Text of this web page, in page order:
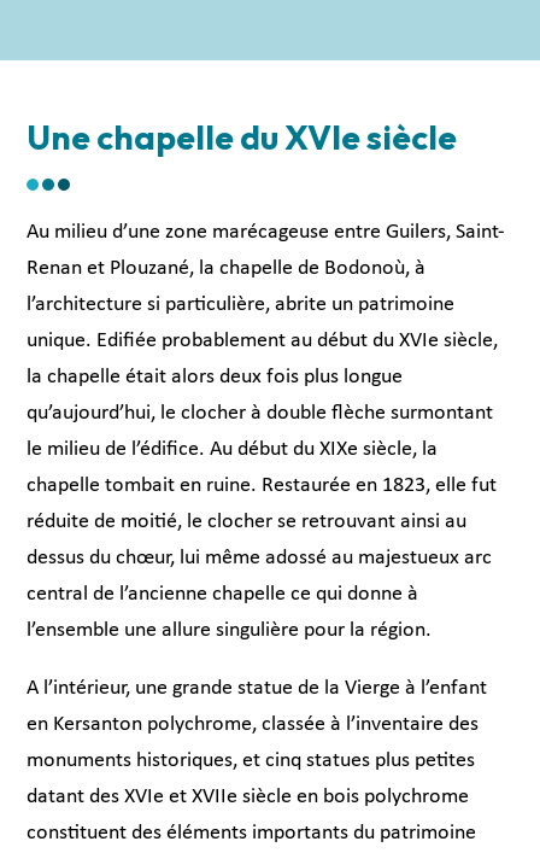
Une chapelle du XVIe siècle
Au milieu d’une zone marécageuse entre Guilers, Saint-
Renan et Plouzané, la chapelle de Bodonoù, à
l’architecture si particulière, abrite un patrimoine
unique. Edifiée probablement au début du XVIe siècle,
la chapelle était alors deux fois plus longue
qu’aujourd’hui, le clocher à double flèche surmontant
le milieu de l’édifice. Au début du XIXe siècle, la
chapelle tombait en ruine. Restaurée en 1823, elle fut
réduite de moitié, le clocher se retrouvant ainsi au
dessus du chœur, lui même adossé au majestueux arc
central de l’ancienne chapelle ce qui donne à
l’ensemble une allure singulière pour la région.
A l’intérieur, une grande statue de la Vierge à l’enfant
en Kersanton polychrome, classée à l’inventaire des
monuments historiques, et cinq statues plus petites
datant des XVIe et XVIIe siècle en bois polychrome
constituent des éléments importants du patrimoine